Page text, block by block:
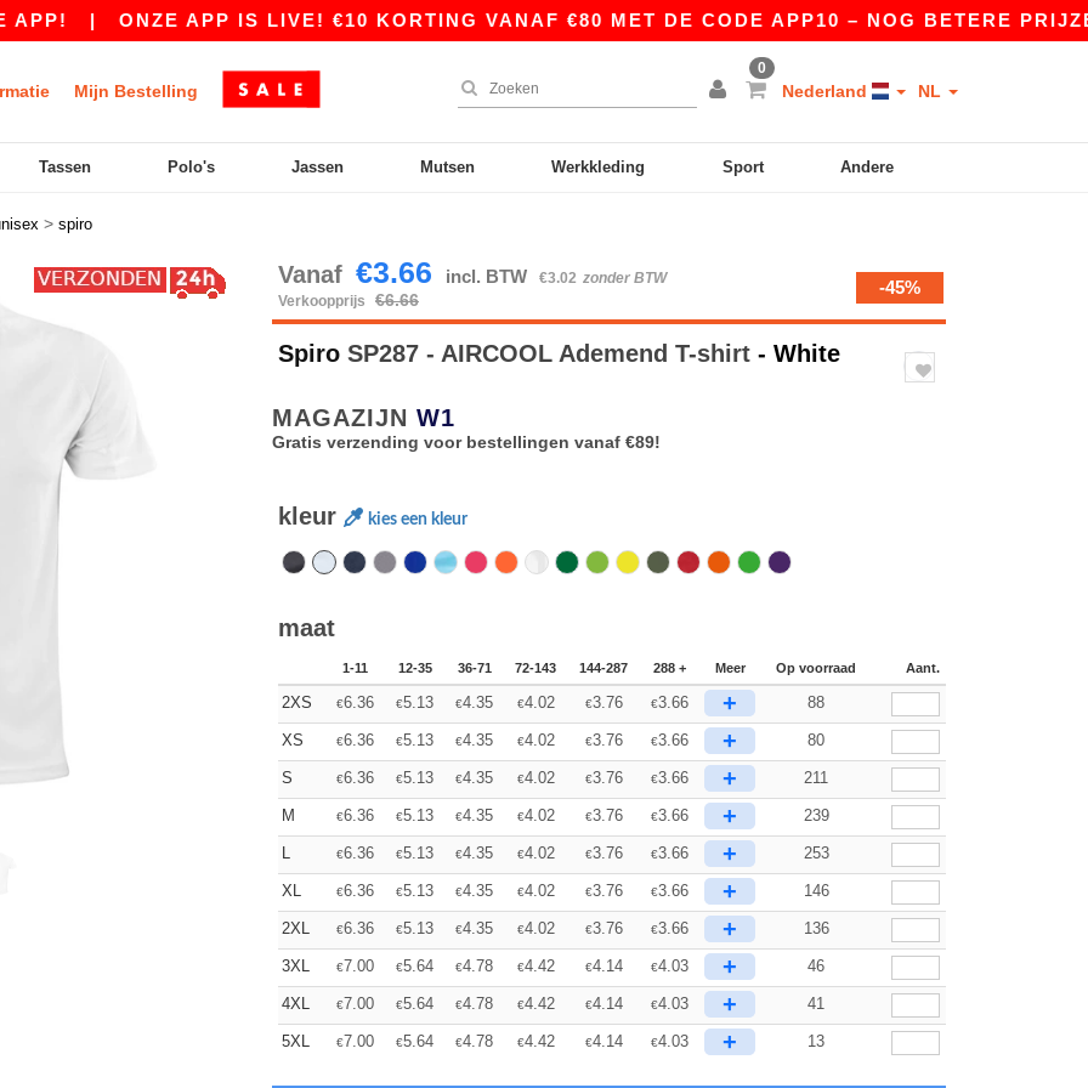
ONZE APP IS LIVE! €10 KORTING VANAF €80 MET DE CODE APP10 – NOG BETERE PRIJZEN IN
Mijn Bestelling
0
Nederland NL
Tassen Polo's Jassen Mutsen Werkkleding Sport Andere
> spiro
Vanaf €3.66 incl. BTW €3.02 zonder BTW
Verkoopprijs
€6.66
-45%
Spiro SP287 - AIRCOOL Ademend T-shirt - White
MAGAZIJN W1
Gratis verzending voor bestellingen vanaf €89!
kleur kies een kleur
maat
1-11 12-35 36-71 72-143 144-287 288 + Meer Op voorraad Aant.
2XS €6.36 €5.13 €4.35 €4.02 €3.76 €3.66 + 88
XS €6.36 €5.13 €4.35 €4.02 €3.76 €3.66 + 80
S €6.36 €5.13 €4.35 €4.02 €3.76 €3.66 + 211
M €6.36 €5.13 €4.35 €4.02 €3.76 €3.66 + 239
L €6.36 €5.13 €4.35 €4.02 €3.76 €3.66 + 253
XL €6.36 €5.13 €4.35 €4.02 €3.76 €3.66 + 146
2XL €6.36 €5.13 €4.35 €4.02 €3.76 €3.66 + 136
3XL €7.00 €5.64 €4.78 €4.42 €4.14 €4.03 + 46
4XL €7.00 €5.64 €4.78 €4.42 €4.14 €4.03 + 41
5XL €7.00 €5.64 €4.78 €4.42 €4.14 €4.03 + 13